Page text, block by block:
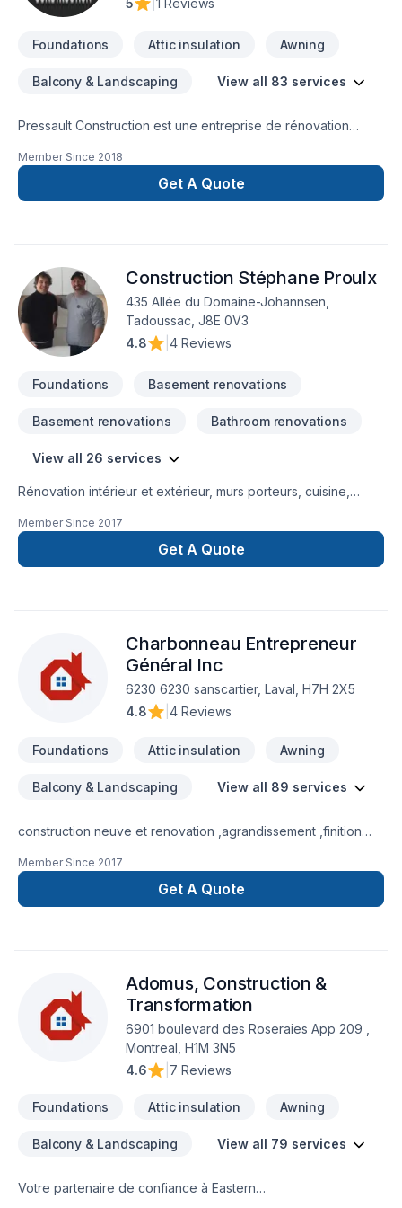
5 1 Reviews
Foundations Attic insulation Awning
Balcony & Landscaping View all 83 services
Pressault Construction est une entreprise de rénovation
Si vous voulez un service de qualité, nous sommes là pour
Member Since 2018
Get A Quote
Construction Stéphane Proulx
435 Allée du Domaine-Johannsen,
Tadoussac, J8E 0V3
4.8
4 Reviews
Foundations Basement renovations
Basement renovations Bathroom renovations
View all 26 services
Rénovation intérieur et extérieur, murs porteurs, cuisine,
Français, toiture, revêtement, service de Designer et projet
clé en main disponible.Site web:
constructionstephaneproulx.ca
Member Since 2017
Get A Quote
Charbonneau Entrepreneur
Général Inc
6230 6230 sanscartier, Laval, H7H 2X5
4.8
4 Reviews
Foundations Attic insulation Awning
Balcony & Landscaping View all 89 services
construction neuve et renovation ,agrandissement ,finition
Member Since 2017
Get A Quote
Adomus, Construction &
Transformation
6901 boulevard des Roseraies App 209 ,
Montreal, H1M 3N5
4.6
7 Reviews
Foundations Attic insulation Awning
Balcony & Landscaping View all 79 services
Votre partenaire de confiance à Eastern